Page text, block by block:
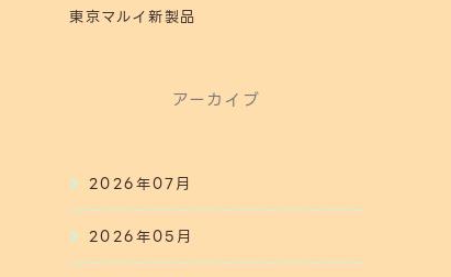
東京マルイ新製品
アーカイブ
2026年07月
2026年05月